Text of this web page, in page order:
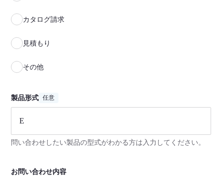
カタログ請求
見積もり
その他
製品形式 任意
問い合わせしたい製品の型式がわかる方は入力してください。
お問い合わせ内容